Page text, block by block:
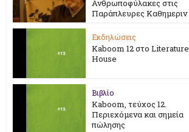
Ανθρωποφύλακες στις
Παράπλευρες Καθημεριν
Εκδηλώσεις
Kaboom 12 στο Literature
House
Βιβλίο
Kaboom, τεύχος 12.
Περιεχόμενα και σημεία
πώλησης